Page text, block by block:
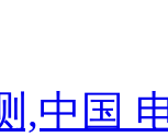
,中国